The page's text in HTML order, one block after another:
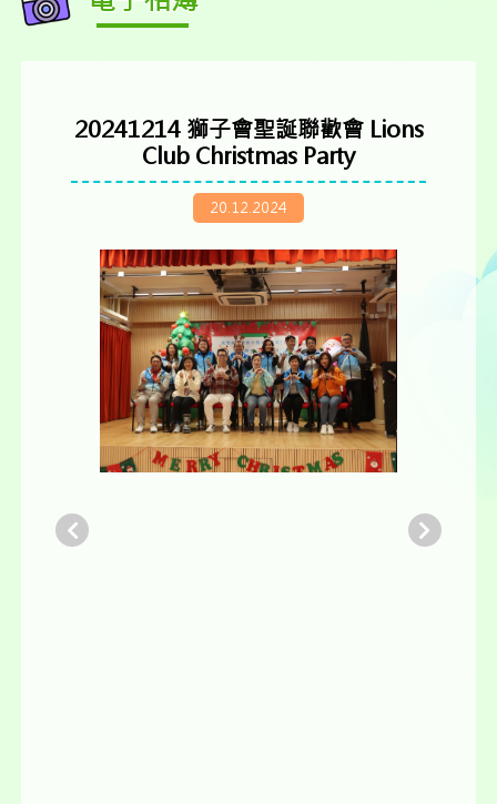
20241214 獅子會聖誕聯歡會 Lions
Club Christmas Party
20.12.2024